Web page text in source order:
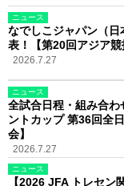
ニュース
なでしこジャパン（
表！【第20回アジア競
2026.7.27
ニュース
全試合日程・組み合
ントカップ 第36回全
会】
2026.7.27
ニュース
【2026 JFA トレセン